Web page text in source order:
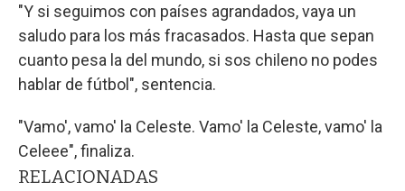
"Y si seguimos con países agrandados, vaya un
saludo para los más fracasados. Hasta que sepan
cuanto pesa la del mundo, si sos chileno no podes
hablar de fútbol", sentencia.
"Vamo', vamo' la Celeste. Vamo' la Celeste, vamo' la
Celeee", finaliza.
RELACIONADAS